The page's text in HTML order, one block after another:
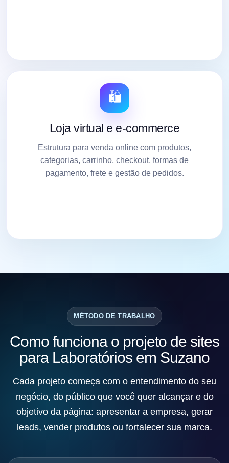
🛍️
Loja virtual e e-commerce
Estrutura para venda online com produtos,
categorias, carrinho, checkout, formas de
pagamento, frete e gestão de pedidos.
MÉTODO DE TRABALHO
Como funciona o projeto de sites
para Laboratórios em Suzano
Cada projeto começa com o entendimento do seu
negócio, do público que você quer alcançar e do
objetivo da página: apresentar a empresa, gerar
leads, vender produtos ou fortalecer sua marca.